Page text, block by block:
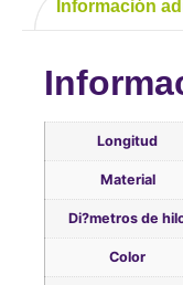
Información
Longitud
Material
Di?metros de
Color